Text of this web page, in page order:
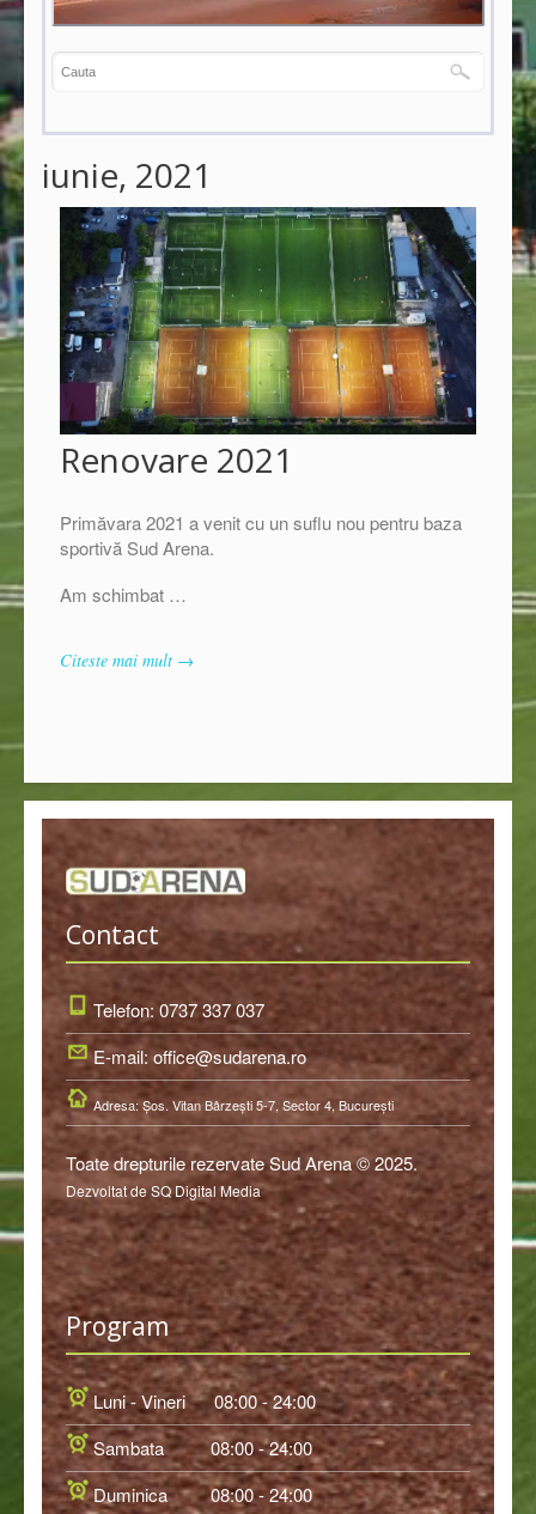
iunie, 2021
Renovare 2021
Primăvara 2021 a venit cu un suflu nou pentru baza
sportivă Sud Arena.
Am schimbat …
Citeste mai mult →
Contact
Telefon: 0737 337 037
E-mail: office@sudarena.ro
Adresa: Şos. Vitan Bârzeşti 5-7, Sector 4, Bucureşti
Toate drepturile rezervate Sud Arena © 2025.
Dezvoltat de SQ Digital Media
Program
Luni - Vineri
08:00 - 24:00
Sambata
08:00 - 24:00
Duminica
08:00 - 24:00